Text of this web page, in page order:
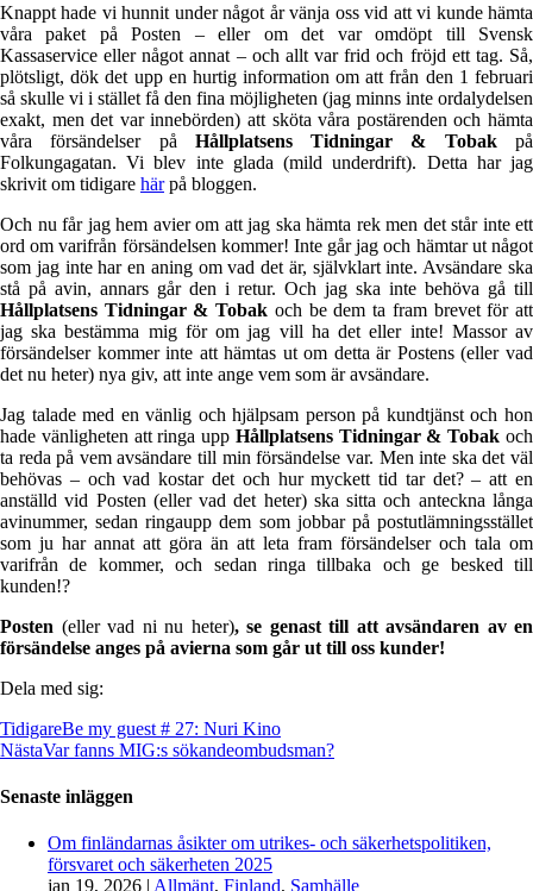
Knappt hade vi hunnit under något år vänja oss vid att vi kunde hämta
våra paket på Posten – eller om det var omdöpt till Svensk
Kassaservice eller något annat – och allt var frid och fröjd ett tag. Så,
plötsligt, dök det upp en hurtig information om att från den 1 februari
så skulle vi i stället få den fina möjligheten (jag minns inte ordalydelsen
exakt, men det var innebörden) att sköta våra postärenden och hämta
våra försändelser på Hållplatsens Tidningar & Tobakpå
Folkungagatan. Vi blev inte glada (mild underdrift). Detta har jag
skrivit om tidigare härpå bloggen.
Och nu får jag hem avier om att jag ska hämta rek men det står inte ett
ord om varifrån försändelsen kommer! Inte går jag och hämtar ut något
som jag inte har en aning om vad det är, självklart inte. Avsändare ska
stå på avin, annars går den i retur. Och jag ska inte behöva gå till
Hållplatsens Tidningar & Tobak och be dem ta fram brevet för att
jag ska bestämma mig för om jag vill ha det eller inte! Massor av
försändelser kommer inte att hämtas ut om detta är Postens (eller vad
det nu heter) nya giv, att inte ange vem som är avsändare.
Jag talade med en vänlig och hjälpsam person på kundtjänst och hon
hade vänligheten att ringa upp Hållplatsens Tidningar & Tobakoch
ta reda på vem avsändare till min försändelse var. Men inte ska det väl
behövas – och vad kostar det och hur myckett tid tar det? – att en
anställd vid Posten (eller vad det heter) ska sitta och anteckna långa
avinummer, sedan ringaupp dem som jobbar på postutlämningsstället
som ju har annat att göra än att leta fram försändelser och tala om
varifrån de kommer, och sedan ringa tillbaka och ge besked till
kunden!?
Posten (eller vad ni nu heter), se genast till att avsändaren av en
försändelse anges på avierna som går ut till oss kunder!
Dela med sig:
TidigareBe my guest # 27: Nuri Kino
NästaVar fanns MIG:s sökandeombudsman?
Senaste inläggen
Om finländarnas åsikter om utrikes- och säkerhetspolitiken,
försvaret och säkerheten 2025
jan 19, 2026 | Allmänt, Finland, Samhälle